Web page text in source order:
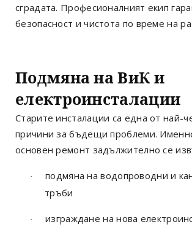
сградата. Професионалният екип
безопасност и чистота по време на
Подмяна на ВиК и
електроинсталации
Старите инсталации са една от най-
причини за бъдещи проблеми.
основен ремонт задължително се
·
подмяна на водопроводни и
тръби
· изграждане на нова